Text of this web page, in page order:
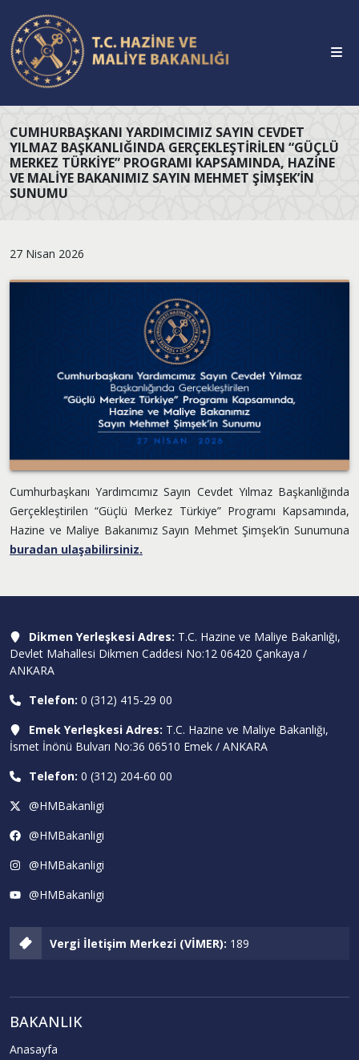
CUMHURBAŞKANI YARDIMCIMIZ SAYIN CEVDET
YILMAZ BAŞKANLIĞINDA GERÇEKLEŞTIRILEN “GÜÇLÜ
MERKEZ TÜRKIYE” PROGRAMI KAPSAMINDA, HAZINE
VE MALIYE BAKANIMIZ SAYIN MEHMET ŞIMŞEK’IN
SUNUMU
27 Nisan 2026
Cumhurbaşkanı Yardımcımız Sayın Cevdet Yılmaz Başkanlığında
Gerçekleştirilen “Güçlü Merkez Türkiye” Programı Kapsamında,
Hazine ve Maliye Bakanımız Sayın Mehmet Şimşek’in Sunumuna
buradan ulaşabilirsiniz.
Dikmen Yerleşkesi Adres: T.C. Hazine ve Maliye Bakanlığı,
Devlet Mahallesi Dikmen Caddesi No:12 06420 Çankaya /
ANKARA
Telefon: 0 (312) 415-29 00
Emek Yerleşkesi Adres: T.C. Hazine ve Maliye Bakanlığı,
İsmet İnönü Bulvarı No:36 06510 Emek / ANKARA
Telefon: 0 (312) 204-60 00
@HMBakanligi
@HMBakanligi
@HMBakanligi
@HMBakanligi
Vergi İletişim Merkezi (VİMER): 189
BAKANLIK
Anasayfa